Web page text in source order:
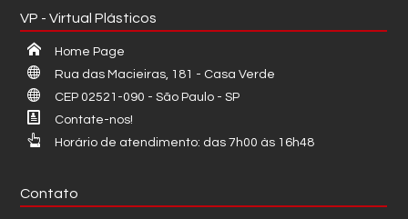
VP - Virtual Plásticos
Home Page
Rua das Macieiras, 181 - Casa Verde
CEP 02521-090 - São Paulo - SP
Contate-nos!
Horário de atendimento: das 7h00 às 16h48
Contato